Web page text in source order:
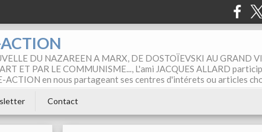
DU NAZAREEN A MARX, DE DOSTOÏEVSKI AU GRAND
ET PAR LE COMMUNISME..., L'ami JACQUES ALLARD
ACTION en nous partageant ses centres d'intérets ou articles
Contact